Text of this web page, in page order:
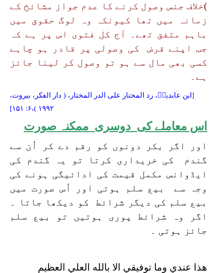
)خلاف جنس وصول کرنے کا عدم جواز مشائخ کے
زمانہ میں تھا کیونکہ وہ لوگ حقوق میں
باہم متفق تھے۔ آج کل فتوی اس پر ہے کہ
جب اپنے قرض کی وصولی پر قادر ہو چاہے
کسی بھی مال سے ہو تو وصول کر لینا جائز
ہے۔
[ابن عابدینؒ، رد المحتار على الدر المختار، ( دار الفكر، بيروت،
۱۹۹۲ )،۶: ۱۵۱]
اس معاملے کی دوسری ممکنہ صورت
اور اگر بکر دونوں کو رقم دے کر اُن سے
گندم کی خریداری کرتا تو یہ گندم کی
ایڈوانس مکمل قیمت کی ادائیگی ہونے کی
وجہ سے بیع سلم ہوتی اور اُس صورت میں
بیع سلم کی دیگر شرائط کو دیکھا جاتا ۔
اگر وہ شرائط پوری ہوتیں تو بیع سلم
جائز ہوتی ۔
هذا عندي وما توفيقي الا بالله العلي العظيم